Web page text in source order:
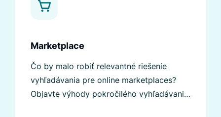
Marketplace
Čo by malo robiť relevantné riešenie
vyhľadávania pre online marketplaces?
Objavte výhody pokročilého vyhľadávania